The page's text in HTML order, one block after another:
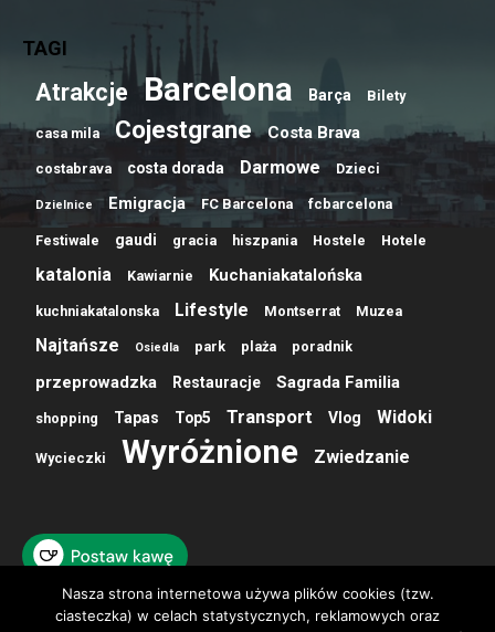
TAGI
Atrakcje Barcelona Barça Bilety
casa mila Cojestgrane Costa Brava
costabrava costa dorada Darmowe Dzieci
Dzielnice Emigracja FC Barcelona fcbarcelona
Festiwale gaudi gracia hiszpania Hostele Hotele
katalonia Kawiarnie Kuchaniakatalońska
kuchniakatalonska Lifestyle Montserrat Muzea
Najtańsze Osiedla park plaża poradnik
przeprowadzka Restauracje Sagrada Familia
shopping Tapas Top5 Transport Vlog Widoki
Wycieczki Wyróżnione Zwiedzanie
Nasza strona internetowa używa plików cookies (tzw.
ciasteczka) w celach statystycznych, reklamowych oraz